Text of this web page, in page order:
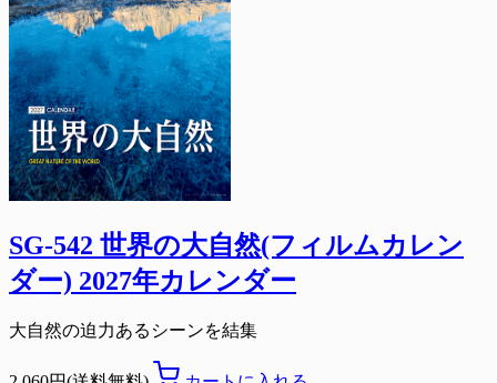
SG-542 世界の大自然(フィルムカレン
ダー) 2027年カレンダー
大自然の迫力あるシーンを結集